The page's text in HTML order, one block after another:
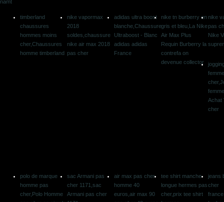
namt
timberland
chaussures
hommes moins
cher,Chaussures
homme timberland
nike vapormax
2018
soldes,chaussure
nike air max 2018
pas cher
adidas ultra boost
blanche,Chaussure
Ultraboost - Blanc
adidas adidas
France
nike tn burberry en
gris et bleu,La Nike
Air Max Plus
Requin Burberry la
contrefa on
devenue collector
nike
pas
Nike
Achat
cher
polo de marque
homme pas
cher,Polo Homme
sac Armani pas
cher 1171,sac
Armani pas cher
air max pas cher
homme 40
euros,air max 90
tee shirt manche
longue hermes pas
cher,prix tee shirt
jeans
cher